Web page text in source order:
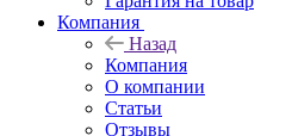
Компания
Назад
Компания
О компании
Статьи
Отзывы